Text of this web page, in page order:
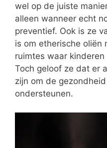
wel op de juiste
alleen wanneer echt
preventief. Ook is ze
is om etherische oliën
ruimtes waar
Toch geloof ze dat er
zijn om de
ondersteunen.